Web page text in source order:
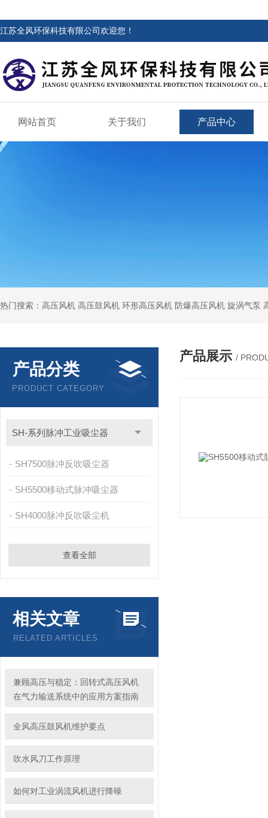
江苏全风环保科技有限公司欢迎您！
网站首页 关于我们 产品中心
热门搜索：高压风机 高压鼓风机 环形高压风机 防爆高压风机 旋涡气泵
产品分类
PRODUCT CATEGORY
SH-系列脉冲工业吸尘器
SH7500脉冲反吹吸尘器
SH5500移动式脉冲吸尘器
SH4000脉冲反吹吸尘机
查看全部
相关文章
RELATED ARTICLES
兼顾高压与稳定：回转式高压风机
在气力输送系统中的应用方案指南
全风高压鼓风机维护要点
吹水风刀工作原理
如何对工业涡流风机进行降噪
产品展示 /